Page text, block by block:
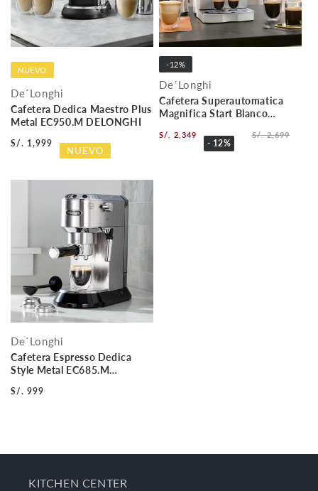
NUEVO
De´Longhi
Cafetera Dedica Maestro Plus
Metal EC950.M DELONGHI
S/. 1,999
NUEVO
-12%
De´Longhi
Cafetera Superautomatica
Magnifica Start Blanco
S/. 2,349
- 12%
S/. 2,699
De´Longhi
Cafetera Espresso Dedica
Style Metal EC685.M
S/. 999
KITCHEN CENTER